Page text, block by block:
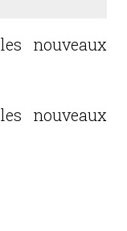
nouveaux
nouveaux